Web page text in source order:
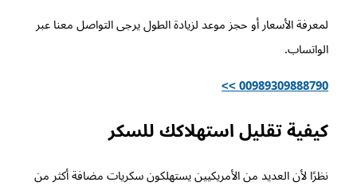
لمعرفة الأسعار أو حجز موعد لزيادة الطول يرجى التواصل معنا عبر
الواتساب.
00989309888790 >>
كيفية تقليل استهلاكك للسكر
نظرًا لأن العديد من الأمريكيين يستهلكون سكريات مضافة أكثر من